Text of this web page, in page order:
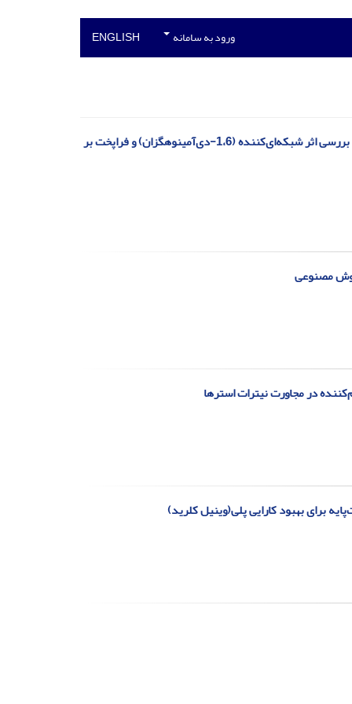
ورود به سامانه ENGLISH
سنتز پلی(آکریلیک اسید-co-استواستوکسی اتیل متاکریلات) با روش پلیمرشدن رسوبی: بررسی اثر شبکه‌ای‌کننده (1،6-دی‌آمینوهگزان) و فراپخت بر
مصنوعی
در مجاورت نیترات استرها
برای بهبود کارایی پلی(وینیل کلرید)